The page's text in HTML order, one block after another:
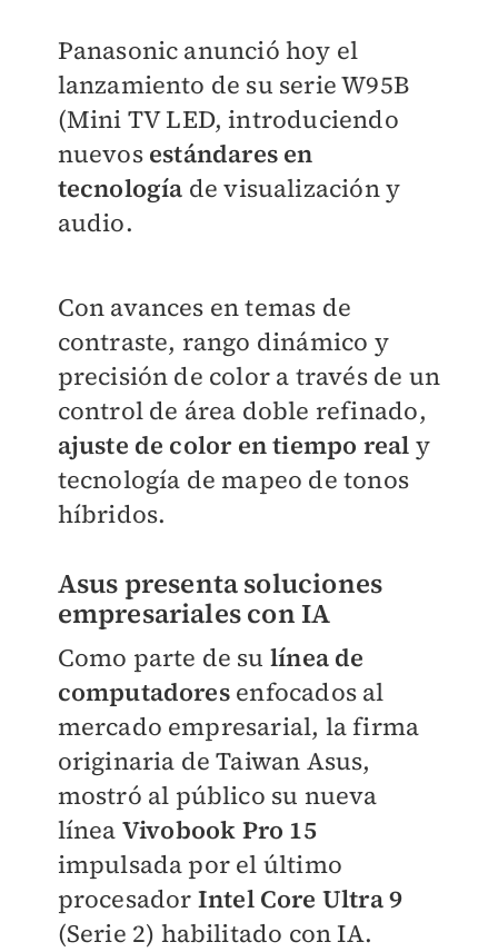
Panasonic anunció hoy el
lanzamiento de su serie W95B
(Mini TV LED, introduciendo
nuevos estándares en
tecnología de visualización y
audio.
Con avances en temas de
contraste, rango dinámico y
precisión de color a través de un
control de área doble refinado,
ajuste de color en tiempo real y
tecnología de mapeo de tonos
híbridos.
Asus presenta soluciones
empresariales con IA
Como parte de su línea de
computadores enfocados al
mercado empresarial, la firma
originaria de Taiwan Asus,
mostró al público su nueva
línea Vivobook Pro 15
impulsada por el último
procesador Intel Core Ultra 9
(Serie 2) habilitado con IA.